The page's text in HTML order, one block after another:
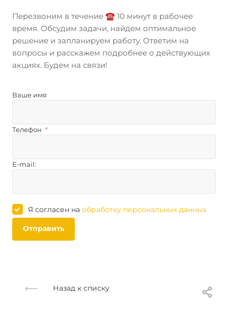
Перезвоним в течение ☎️ 10 минут в рабочее
время. Обсудим задачи, найдем оптимальное
решение и запланируем работу. Ответим на
вопросы и расскажем подробнее о действующих
акциях. Будем на связи!
Ваше имя
Телефон *
E-mail:
Я согласен на обработку персональных данных
Отправить
Назад к списку